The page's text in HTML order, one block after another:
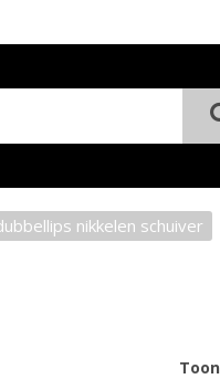
nikkelen schuiver
Toon